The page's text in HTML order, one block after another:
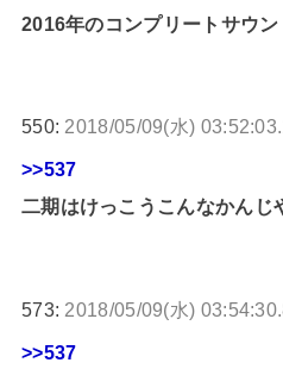
2016年のコンプリートサウ
550: 2018/05/09(水)
>>537
二期はけっこうこんなかんじ
573: 2018/05/09(水)
>>537